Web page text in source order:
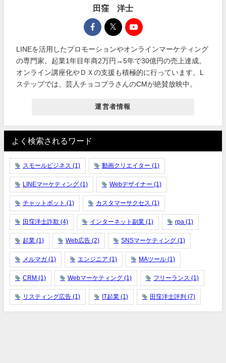
田窪 洋士
LINEを活用したプロモーションやオンラインマーケティング
の専門家。起業1年目年商2万円→5年で30億円の売上達成。
オンライン講座化やＤＸの支援も積極的に行っています。L
ステップでは、芸人チョコプラさんのCMが絶賛放映中。
運営者情報
よく検索されるワード
スモールビジネス (1) 動画クリエイター (1)
LINEマーケティング (1) Webデザイナー (1)
チャットボット (1) カスタマーサクセス (1)
田窪洋士詐欺 (4) インターネット副業 (1) rpa (1)
起業 (1) Web広告 (2) SNSマーケティング (1)
メルマガ (1) エンジニア (1) MAツール (1)
CRM (1) Webマーケティング (1) フリーランス (1)
リスティング広告 (1) IT起業 (1) 田窪洋士評判 (7)